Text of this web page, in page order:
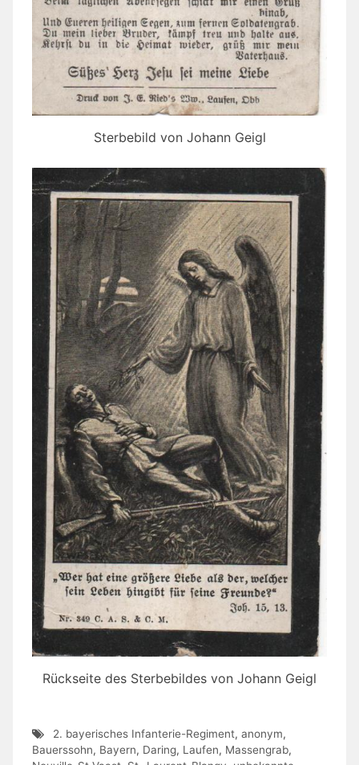
Sterbebild von Johann Geigl
Rückseite des Sterbebildes von Johann Geigl
2. bayerisches Infanterie-Regiment, anonym,
Bauerssohn, Bayern, Daring, Laufen, Massengrab,